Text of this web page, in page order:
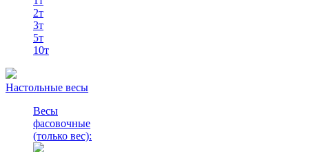
2т
3т
5т
10т
Настольные весы
Весы
фасовочные
(только вес):